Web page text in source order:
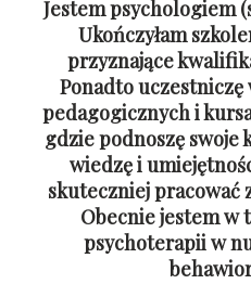
Jestem psychologiem
Ukończyłam
przyznające
Ponadto
pedagogicznych i
gdzie podnoszę swoje
wiedzę i
skuteczniej pracować
Obecnie jestem w
psychoterapii w